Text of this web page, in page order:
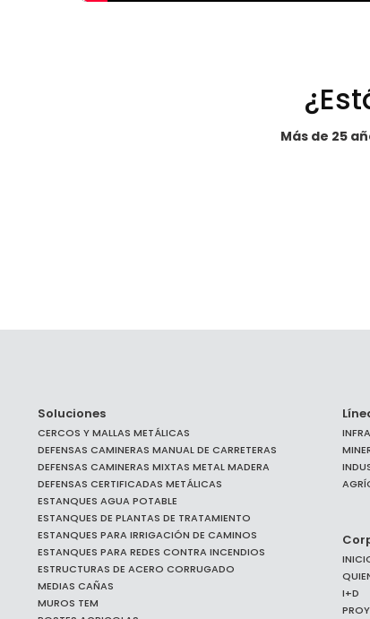
Más de 25
Soluciones
CERCOS Y MALLAS METÁLICAS
DEFENSAS CAMINERAS MANUAL DE CARRETERAS
DEFENSAS CAMINERAS MIXTAS METAL MADERA
DEFENSAS CERTIFICADAS METÁLICAS
ESTANQUES AGUA POTABLE
ESTANQUES DE PLANTAS DE TRATAMIENTO
ESTANQUES PARA IRRIGACIÓN DE CAMINOS
ESTANQUES PARA REDES CONTRA INCENDIOS
ESTRUCTURAS DE ACERO CORRUGADO
MEDIAS CAÑAS
MUROS TEM
I+D